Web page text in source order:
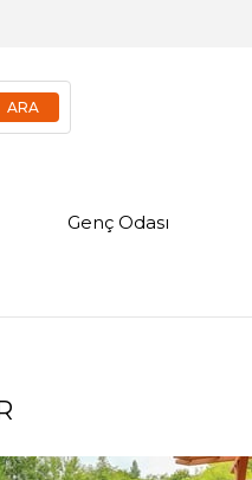
Genç Odası